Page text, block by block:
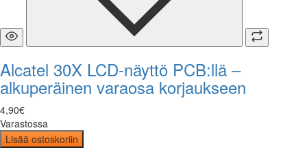
Alcatel 30X LCD-näyttö PCB:llä –
alkuperäinen varaosa korjaukseen
4,90€
Varastossa
Lisää ostoskoriin